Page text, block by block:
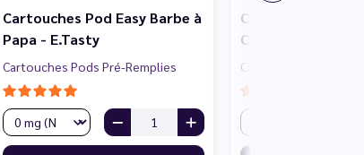
Cartouches Pod Easy Barbe à
Papa - E.Tasty
Cartouches Pods Pré-Remplies
Cartouches Pod
Cola - E.Tasty
Cartouches Pods